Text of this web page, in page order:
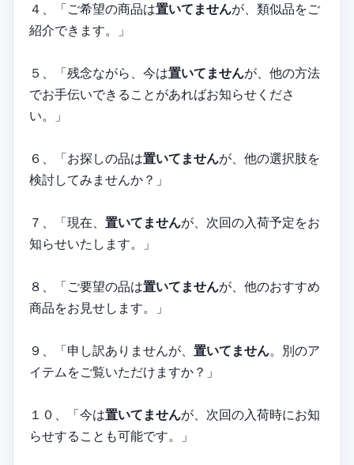
４、「ご希望の商品は置いてませんが、類似品をご
紹介できます。」
５、「残念ながら、今は置いてませんが、他の方法
でお手伝いできることがあればお知らせくださ
い。」
６、「お探しの品は置いてませんが、他の選択肢を
検討してみませんか？」
７、「現在、 置いてませんが、次回の入荷予定をお
知らせいたします。」
８、「ご要望の品は置いてませんが、他のおすすめ
商品をお見せします。」
９、「申し訳ありませんが、 置いてません。別のア
イテムをご覧いただけますか？」
１０、「今は置いてませんが、次回の入荷時にお知
らせすることも可能です。」